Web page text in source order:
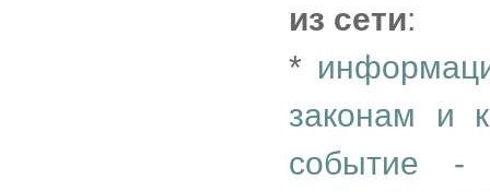
из сети:
*
законам и
событие -